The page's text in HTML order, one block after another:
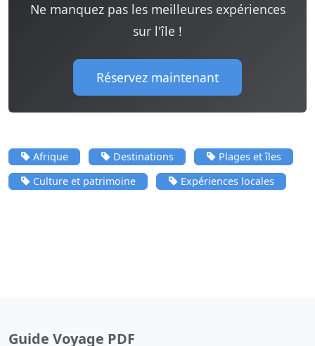
Ne manquez pas les meilleures expériences
sur l'île !
Réservez maintenant
Afrique Destinations
Plages et îles
Culture et patrimoine
Expériences locales
Guide Voyage PDF